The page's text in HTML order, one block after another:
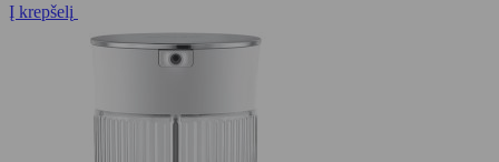
Į krepšelį